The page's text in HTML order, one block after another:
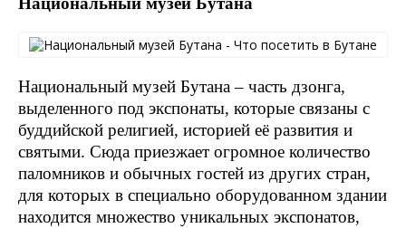
Национальный музей Бутана – часть дзонга,
выделенного под экспонаты, которые связаны с
буддийской религией, историей её развития и
святыми. Сюда приезжает огромное количество
паломников и обычных гостей из других стран,
для которых в специально оборудованном здании
находится множество уникальных экспонатов,